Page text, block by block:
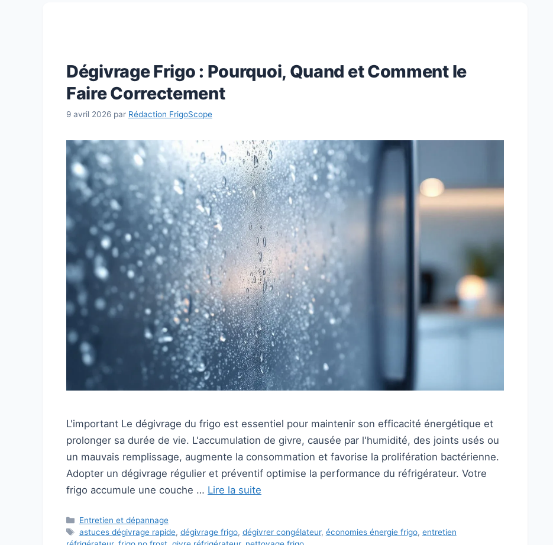
Dégivrage Frigo : Pourquoi, Quand et Comment le
Faire Correctement
9 avril 2026 par Rédaction FrigoScope
L'important Le dégivrage du frigo est essentiel pour maintenir son efficacité énergétique et
prolonger sa durée de vie. L'accumulation de givre, causée par l'humidité, des joints usés ou
un mauvais remplissage, augmente la consommation et favorise la prolifération bactérienne.
Adopter un dégivrage régulier et préventif optimise la performance du réfrigérateur. Votre
frigo accumule une couche … Lire la suite
Catégories
Entretien et dépannage
Étiquettes
astuces dégivrage rapide, dégivrage frigo, dégivrer congélateur, économies énergie frigo, entretien